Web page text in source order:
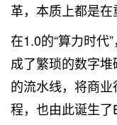
革，本质上都是在
在1.0的“算力时代
成了繁琐的数字堆
的流水线，将商
程，也由此诞生了